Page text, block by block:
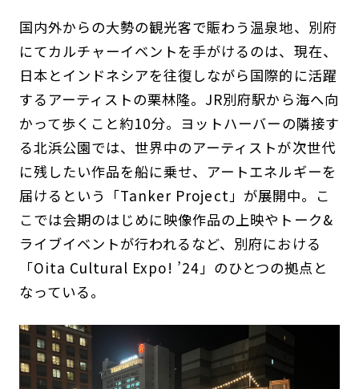
国内外からの大勢の観光客で賑わう温泉地、別府
にてカルチャーイベントを手がけるのは、現在、
日本とインドネシアを往復しながら国際的に活躍
するアーティストの栗林隆。JR別府駅から海へ向
かって歩くこと約10分。ヨットハーバーの隣接す
る北浜公園では、世界中のアーティストが次世代
に残したい作品を船に乗せ、アートエネルギーを
届けるという「Tanker Project」が展開中。こ
こでは会期のはじめに映像作品の上映やトーク&
ライブイベントが行われるなど、別府における
「Oita Cultural Expo! ’24」のひとつの拠点と
なっている。